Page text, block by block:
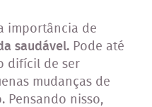
importância de
saudável. Pode até
difícil de ser
mudanças de
Pensando nisso,